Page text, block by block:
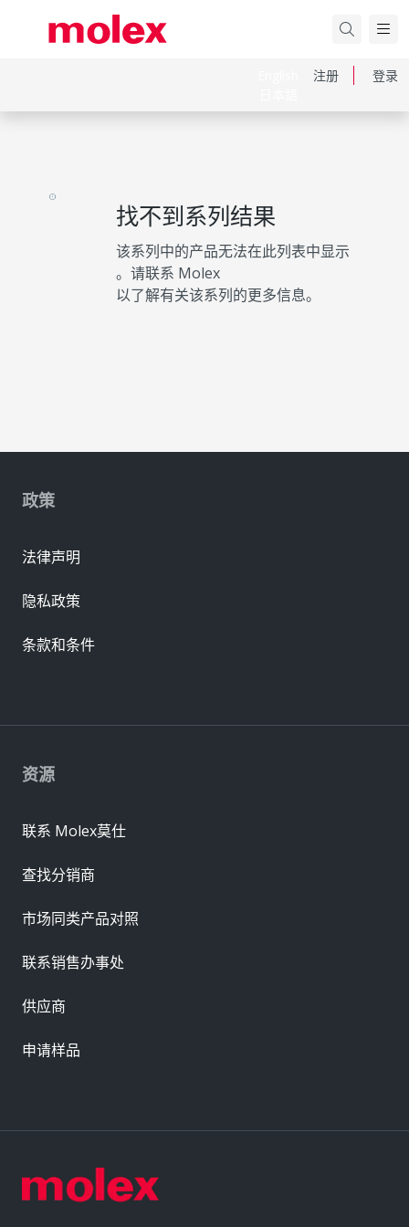
注册 登录
找不到系列结果
该系列中的产品无法在此列表中显示
。请联系 Molex
以了解有关该系列的更多信息。
资源
联系 Molex莫仕
查找分销商
市场同类产品对照
联系销售办事处
供应商
申请样品
政策
法律声明
隐私政策
条款和条件